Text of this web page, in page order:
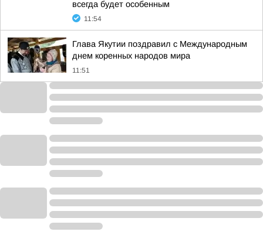
всегда будет особенным
11:54
Глава Якутии поздравил с Международным
днем коренных народов мира
11:51